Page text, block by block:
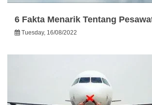
6 Fakta Menarik Tentang
Tuesday, 16/08/2022